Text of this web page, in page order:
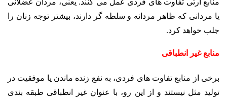
یا مردانی که ظاهر مردانه و سلطه گر دارند، بیشتر توجه زنان را
جلب خواهد کرد.
منابع غیر انطباقی
برخی از منابع تفاوت های فردی، به نفع زنده ماندن یا موفقیت در
تولید مثل نیستند و از این رو، با عنوان غیر انطباقی طبقه بندی